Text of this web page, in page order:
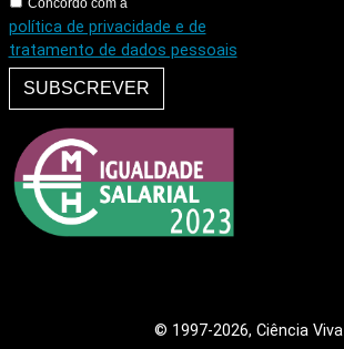
Concordo com a
política de privacidade e de
tratamento de dados pessoais
SUBSCREVER
© 1997-2026, Ciência Viva